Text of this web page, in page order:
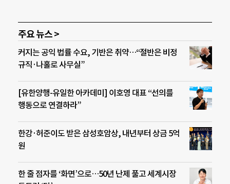
주요 뉴스 >
커지는 공익 법률 수요, 기반은 취약…“절반은 비정
규직·나홀로 사무실”
[유한양행-유일한 아카데미] 이호영 대표 “선의를
행동으로 연결하라”
한강·허준이도 받은 삼성호암상, 내년부터 상금 5억
원
한 줄 점자를 ‘화면’으로…50년 난제 풀고 세계시장